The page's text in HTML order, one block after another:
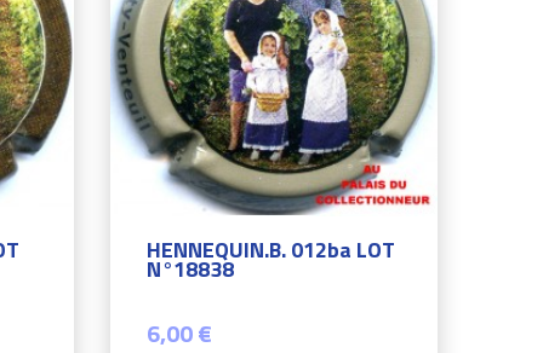
HENNEQUIN.B. 012ba LOT
N°18838
6,00 €